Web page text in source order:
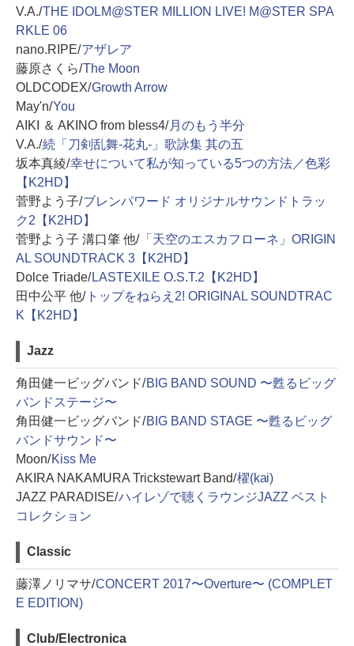
V.A./THE IDOLM@STER MILLION LIVE! M@STER SPA
RKLE 06
nano.RIPE/アザレア
藤原さくら/The Moon
OLDCODEX/Growth Arrow
May'n/You
AIKI ＆ AKINO from bless4/月のもう半分
V.A./続「刀剣乱舞-花丸-」歌詠集 其の五
坂本真綾/幸せについて私が知っている5つの方法／色彩
【K2HD】
菅野よう子/ブレンパワード オリジナルサウンドトラッ
ク2【K2HD】
菅野よう子 溝口肇 他/「天空のエスカフローネ」ORIGIN
AL SOUNDTRACK 3【K2HD】
Dolce Triade/LASTEXILE O.S.T.2【K2HD】
田中公平 他/トップをねらえ2! ORIGINAL SOUNDTRAC
K【K2HD】
Jazz
角田健一ビッグバンド/BIG BAND SOUND 〜甦るビッグ
バンドステージ〜
角田健一ビッグバンド/BIG BAND STAGE 〜甦るビッグ
バンドサウンド〜
Moon/Kiss Me
AKIRA NAKAMURA Trickstewart Band/櫂(kai)
JAZZ PARADISE/ハイレゾで聴くラウンジJAZZ ベスト
コレクション
Classic
藤澤ノリマサ/CONCERT 2017〜Overture〜 (COMPLET
E EDITION)
Club/Electronica